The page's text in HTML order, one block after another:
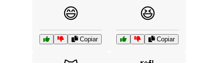
😄
Copiar
😆
Copiar